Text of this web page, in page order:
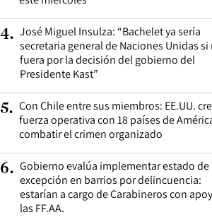
4. José Miguel Insulza: “Bachelet ya sería
secretaria general de Naciones Unidas si
fuera por la decisión del gobierno del
Presidente Kast”
5. Con Chile entre sus miembros: EE.UU.
fuerza operativa con 18 países de
combatir el crimen organizado
6. Gobierno evalúa implementar estado de
excepción en barrios por delincuencia:
estarían a cargo de Carabineros con
las FF.AA.